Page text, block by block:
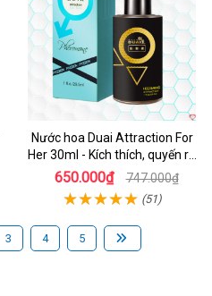
Nước hoa Duai Attraction For
Her 30ml - Kích thích, quyến rũ
bạn gái
650.000₫ 747.000₫
(51)
3 4 5